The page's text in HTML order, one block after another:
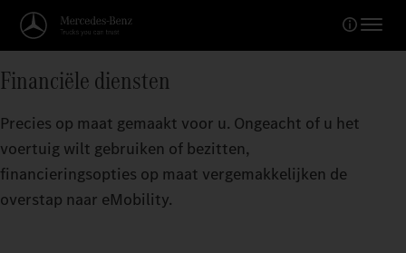
Financiële diensten
Precies op maat gemaakt voor u. Ongeacht of u het
voertuig wilt gebruiken of bezitten,
financieringsopties op maat vergemakkelijken de
overstap naar eMobility.